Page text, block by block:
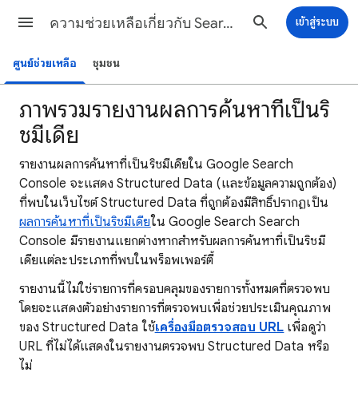
ความช่วยเหลือเกี่ยวกับ Search Console เข้าสู่ระบบ
ศูนย์ช่วยเหลือ ชุมชน
ภาพรวมรายงานผลการค้นหาที่เป็นริ
ชมีเดีย
รายงานผลการค้นหาที่เป็นริชมีเดียใน Google Search
Console จะแสดง Structured Data (และข้อมูลความถูกต้อง)
ที่พบในเว็บไซต์ Structured Data ที่ถูกต้องมีสิทธิ์ปรากฏเป็น
ผลการค้นหาที่เป็นริชมีเดียใน Google Search Search
Console มีรายงานแยกต่างหากสําหรับผลการค้นหาที่เป็นริชมี
เดียแต่ละประเภทที่พบในพร็อพเพอร์ตี้
รายงานนี้ไม่ใช่รายการที่ครอบคลุมของรายการทั้งหมดที่ตรวจพบ
โดยจะแสดงตัวอย่างรายการที่ตรวจพบเพื่อช่วยประเมินคุณภาพ
ของ Structured Data ใช้เครื่องมือตรวจสอบ URL เพื่อดูว่า
URL ที่ไม่ได้แสดงในรายงานตรวจพบ Structured Data หรือ
ไม่